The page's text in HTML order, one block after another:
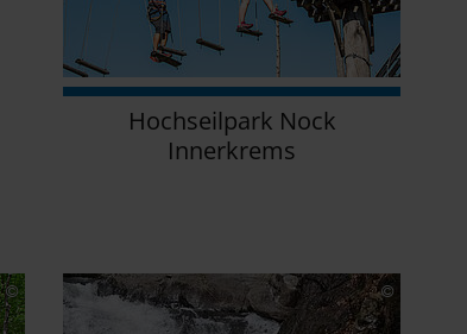
Hochseilpark Nock
Innerkrems